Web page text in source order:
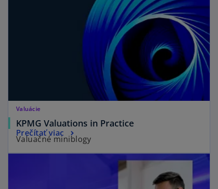
Valuácie
KPMG Valuations in Practice
Valuačné miniblogy
Prečítať viac